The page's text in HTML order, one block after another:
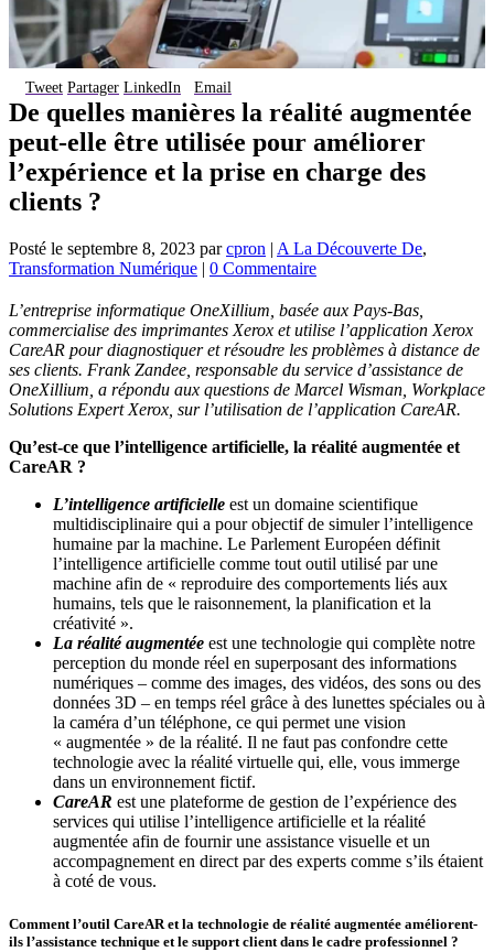
Tweet Partager LinkedIn Email
De quelles manières la réalité augmentée
peut-elle être utilisée pour améliorer
l’expérience et la prise en charge des
clients ?
Posté le septembre 8, 2023 parcpron | A La Découverte De,
Transformation Numérique | 0 Commentaire
L’entreprise informatique OneXillium, basée aux Pays-Bas,
commercialise des imprimantes Xerox et utilise l’application Xerox
CareAR pour diagnostiquer et résoudre les problèmes à distance de
ses clients. Frank Zandee, responsable du service d’assistance de
OneXillium, a répondu aux questions de Marcel Wisman, Workplace
Solutions Expert Xerox, sur l’utilisation de l’application CareAR.
Qu’est-ce que l’intelligence artificielle, la réalité augmentée et
CareAR ?
L’intelligence artificielle est un domaine scientifique
multidisciplinaire qui a pour objectif de simuler l’intelligence
humaine par la machine. Le Parlement Européen définit
l’intelligence artificielle comme tout outil utilisé par une
machine afin de « reproduire des comportements liés aux
humains, tels que le raisonnement, la planification et la
créativité ».
La réalité augmentée est une technologie qui complète notre
perception du monde réel en superposant des informations
numériques – comme des images, des vidéos, des sons ou des
données 3D – en temps réel grâce à des lunettes spéciales ou à
la caméra d’un téléphone, ce qui permet une vision
« augmentée » de la réalité. Il ne faut pas confondre cette
technologie avec la réalité virtuelle qui, elle, vous immerge
dans un environnement fictif.
CareAR est une plateforme de gestion de l’expérience des
services qui utilise l’intelligence artificielle et la réalité
augmentée afin de fournir une assistance visuelle et un
accompagnement en direct par des experts comme s’ils étaient
à coté de vous.
Comment l’outil CareAR et la technologie de réalité augmentée améliorent-
ils l’assistance technique et le support client dans le cadre professionnel ?